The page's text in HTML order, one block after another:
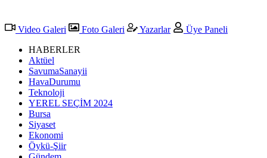
Video Galeri Foto Galeri Yazarlar
Üye Paneli
HABERLER
Aktüel
SavumaSanayii
HavaDurumu
Teknoloji
YEREL SEÇİM 2024
Bursa
Siyaset
Ekonomi
Öykü-Şiir